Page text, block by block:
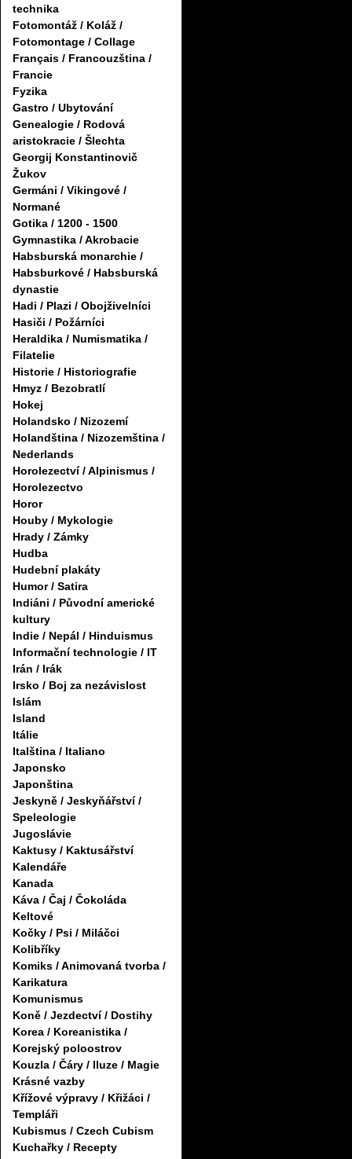
technika
Fotomontáž / Koláž /
Fotomontage / Collage
Français / Francouzština /
Francie
Fyzika
Gastro / Ubytování
Genealogie / Rodová
aristokracie / Šlechta
Georgij Konstantinovič
Žukov
Germáni / Vikingové /
Normané
Gotika / 1200 - 1500
Gymnastika / Akrobacie
Habsburská monarchie /
Habsburkové / Habsburská
dynastie
Hadi / Plazi / Obojživelníci
Hasiči / Požárníci
Heraldika / Numismatika /
Filatelie
Historie / Historiografie
Hmyz / Bezobratlí
Hokej
Holandsko / Nizozemí
Holandština / Nizozemština /
Nederlands
Horolezectví / Alpinismus /
Horolezectvo
Horor
Houby / Mykologie
Hrady / Zámky
Hudba
Hudební plakáty
Humor / Satira
Indiáni / Původní americké
kultury
Indie / Nepál / Hinduismus
Informační technologie / IT
Irán / Irák
Irsko / Boj za nezávislost
Islám
Island
Itálie
Italština / Italiano
Japonsko
Japonština
Jeskyně / Jeskyňářství /
Speleologie
Jugoslávie
Kaktusy / Kaktusářství
Kalendáře
Kanada
Káva / Čaj / Čokoláda
Keltové
Kočky / Psi / Miláčci
Kolibříky
Komiks / Animovaná tvorba /
Karikatura
Komunismus
Koně / Jezdectví / Dostihy
Korea / Koreanistika /
Korejský poloostrov
Kouzla / Čáry / Iluze / Magie
Krásné vazby
Křížové výpravy / Křižáci /
Templáři
Kubismus / Czech Cubism
Kuchařky / Recepty